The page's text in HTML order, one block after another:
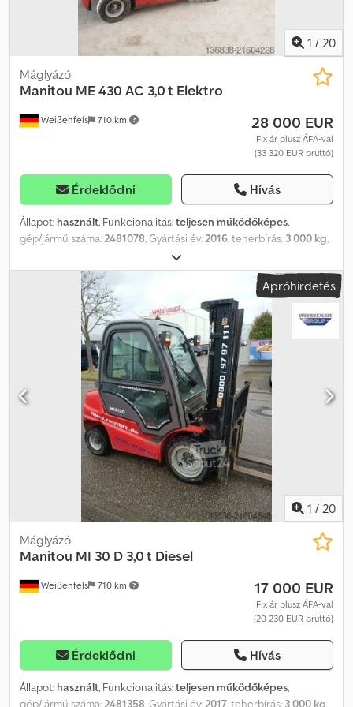
1 / 20
Weißenfels 710 km
Máglyázó
Manitou ME 430 AC 3,0 t Elektro
28 000 EUR
Fix ár plusz ÁFA-val
(33 320 EUR bruttó)
Érdeklődni Hívás
Állapot: használt, Funkcionalitás:teljesen működőképes,
gép/jármű száma:2481078, Gyártási év:2016, teherbírás: 3 000 kg,
, szabad emelés:
súlypontja:500 mm, üzemanyagtípus:elektromos, oszlop típusa:
, építési magasság:
10,6 kW (14,41
, akkumulátor kapacitása: 560 Ah , akkumulátor feszültség:
villakeret szélessége:1 060 mm, villa hossza: 1 070 mm
130 mm, villa vastagsága:45 mm, belső fordulókör-
45 mm, fordulókör sugara (külső): 2 230 mm, első gumi
23x9-10, hátsó gumiabroncs méret:18 x 7-8, össztömeg:
5 400 kg
, teljes magasság:2 165 mm, teljes hossz:3 560 mm
, teljes
szélesség:
1 260 mm , szín:piros, üzemanyag: elektromosság
Műszaki adatok Gyártási év: 2016 Motor: elektromos, 10,6 kW Max.
teherbírás: 3 000 kg Tehersúlypont: 500 mm Szabad emelés: 145
mm Emelési magasság: 6,00 m Súly: 5 400 kg Gumik:
szuperelasztikus gumik Emelkedőképesség: 13% Menetsebesség:
14 km/h Villa méretek (H x Sz): 1,07 m x 0,13 m Teljes méret (H x Sz x
M): 3,56 m x 1,26 m x 2,17 m Teljesen működőképes, általános
használati nyomok Csdpfoyxl Rfjx Aideha
Apróhirdetés
1 / 20
Weißenfels 710 km
Máglyázó
Manitou MI 30 D 3,0 t Diesel
17 000 EUR
Fix ár plusz ÁFA-val
(20 230 EUR bruttó)
Érdeklődni Hívás
Állapot: használt, Funkcionalitás:teljesen működőképes,
gép/jármű száma:2481358, Gyártási év:2017, teherbírás: 3 000 kg,